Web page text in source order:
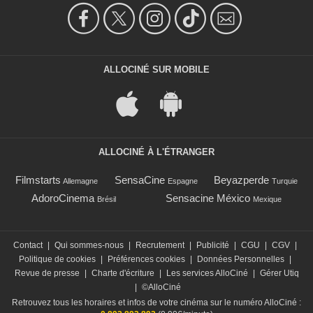
ALLOCINÉ SUR MOBILE
ALLOCINÉ À L'ÉTRANGER
Filmstarts Allemagne SensaCine Espagne Beyazperde Turquie
AdoroCinema Brésil Sensacine México Mexique
Contact Qui sommes-nous Recrutement Publicité CGU CGV
Politique de cookies
Préférences cookies Données Personnelles
Revue de presse
Charte d'écriture Les services AlloCiné
Gérer Utiq
©AlloCiné
Retrouvez tous les horaires et infos de votre cinéma sur le numéro AlloCiné :